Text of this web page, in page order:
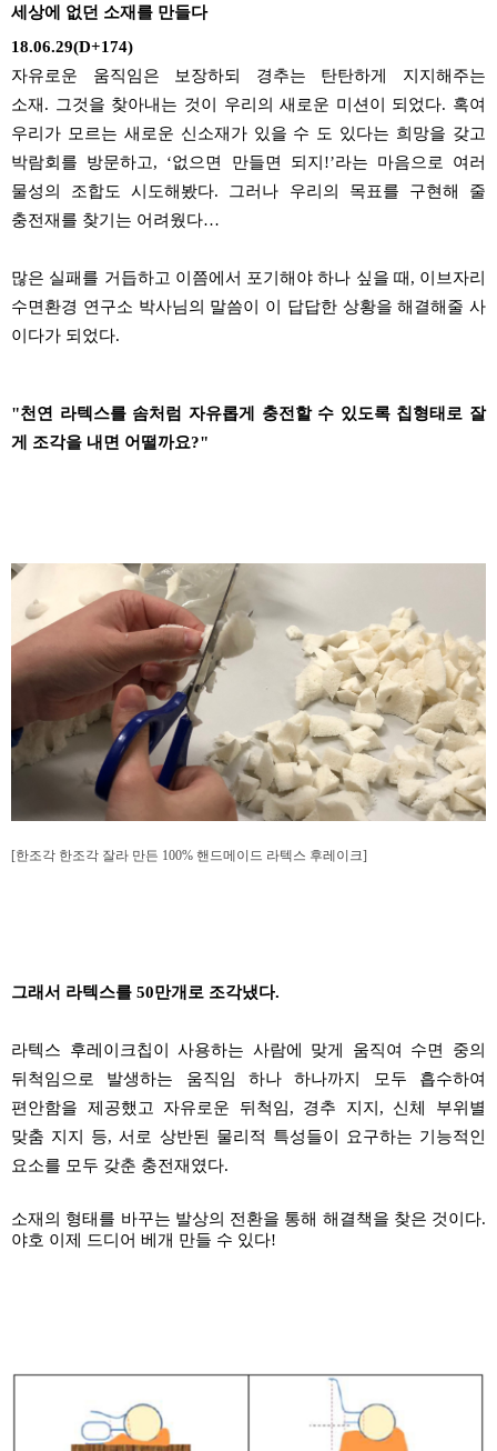
세상에 없던 소재를 만들다
18.06.29(D+174)
자유로운 움직임은 보장하되 경추는 탄탄하게 지지해주는
소재 . 그것을 찾아내는 것이 우리의 새로운 미션이 되었다. 혹여
우리가 모르는 새로운 신소재가 있을 수 도 있다는 희망을 갖고
박람회를 방문하고, ‘없으면 만들면 되지 !’라는 마음으로 여러
물성의 조합도 시도해봤다. 그러나 우리의 목표를 구현해 줄
충전재를 찾기는 어려웠다…
많은 실패를 거듭하고 이쯤에서 포기해야 하나 싶을 때 , 이브자리
수면환경 연구소 박사님의 말씀이 이 답답한 상황을 해결해줄 사
이다가 되었다.
"천연 라텍스를 솜처럼 자유롭게 충전할 수 있도록 칩형태로 잘
게 조각을 내면 어떨까요?"
[한조각 한조각 잘라 만든 100% 핸드메이드 라텍스 후레이크]
그래서 라텍스를 50만개로 조각냈다.
라텍스 후레이크칩이 사용하는 사람에 맞게 움직여 수면 중의
뒤척임으로 발생하는 움직임 하나 하나까지 모두 흡수하여
편안함을 제공했고
자유로운 뒤척임, 경추 지지, 신체 부위별
맞춤 지지 등,서로 상반된 물리적 특성들이 요구하는 기능적인
요소를 모두 갖춘 충전재였다.
소재의 형태를 바꾸는 발상의 전환을 통해 해결책을 찾은 것이다.
야호 이제 드디어 베개 만들 수 있다!